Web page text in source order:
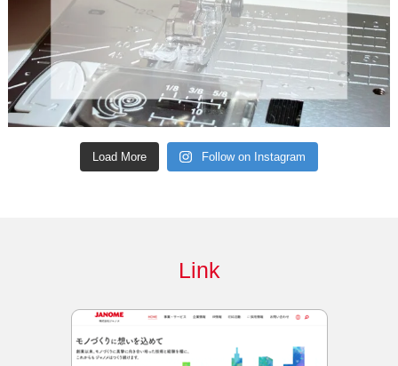
Load More Follow on Instagram
Link